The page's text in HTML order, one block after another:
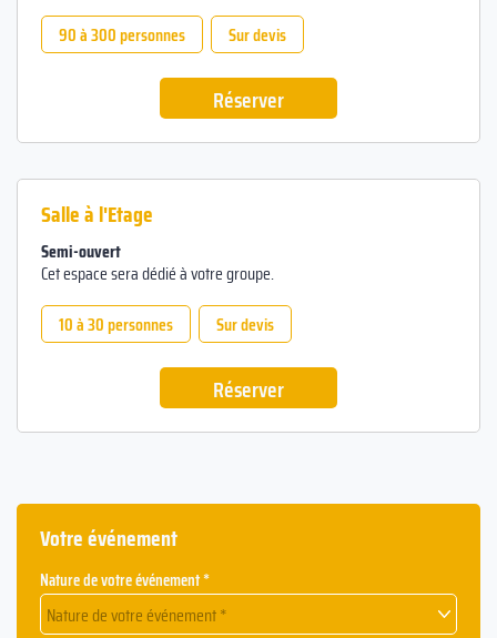
90 à 300 personnes
Sur devis
Réserver
Salle à l'Etage
Semi-ouvert
Cet espace sera dédié à votre groupe.
10 à 30 personnes
Sur devis
Réserver
Votre événement
Nature de votre événement *
Nature de votre événement *